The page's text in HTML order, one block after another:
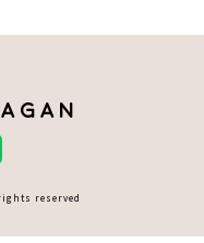
reserved